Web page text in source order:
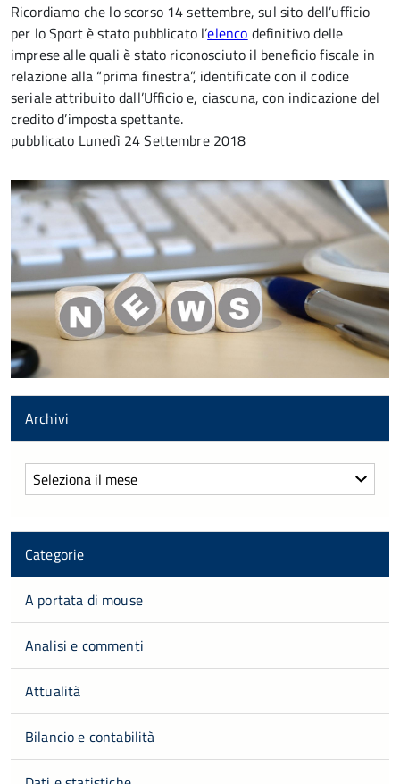
Ricordiamo che lo scorso 14 settembre, sul sito dell’ufficio
per lo Sport è stato pubblicato l’elenco definitivo delle
imprese alle quali è stato riconosciuto il beneficio fiscale in
relazione alla “prima finestra”, identificate con il codice
seriale attribuito dall’Ufficio e, ciascuna, con indicazione del
credito d’imposta spettante.
pubblicato Lunedì 24 Settembre 2018
Archivi
Archivi
Categorie
A portata di mouse
Analisi e commenti
Attualità
Bilancio e contabilità